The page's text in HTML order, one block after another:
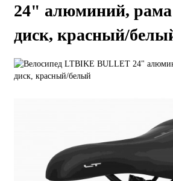
24" алюминий, рама
диск, красный/